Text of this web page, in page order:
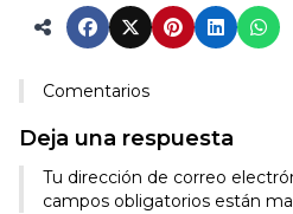
Comentarios
Deja una respuesta
Tu dirección de correo
campos obligatorios están